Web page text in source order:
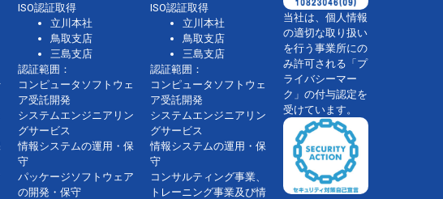
ISO認証取得
立川本社
鳥取支店
三島支店
認証範囲：
コンピュータソフトウェ
ア受託開発
システムエンジニアリン
グサービス
情報システムの運用・保
守
パッケージソフトウェア
の開発・保守
ISO認証取得
立川本社
鳥取支店
三島支店
認証範囲：
コンピュータソフトウェ
ア受託開発
システムエンジニアリン
グサービス
情報システムの運用・保
守
コンサルティング事業、
トレーニング事業及び情
当社は、個人情報
の適切な取り扱い
を行う事業所にの
み許可される「プ
ライバシーマー
ク」の付与認定を
受けています。